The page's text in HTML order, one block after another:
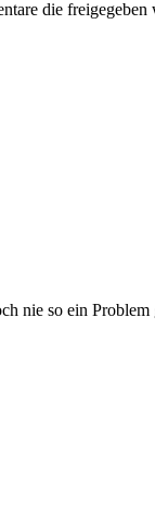
die
nie so ein Problem